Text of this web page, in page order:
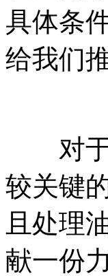
具体条
给我们
对于
较关键
且处理
献一份